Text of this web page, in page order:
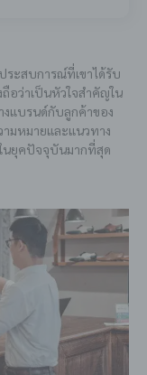
ระสบการณ์ที่เขาได้รับ
อว่าเป็นหัวใจสำคัญใน
งแบรนด์กับลูกค้าของ
มหมายและแนวทาง
นยุคปัจจุบันมากที่สุด